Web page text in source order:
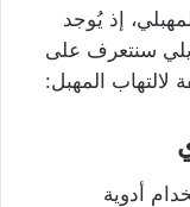
إذ يُوجد
يلي سنتعرف على
لالتهاب المهبل:
أدوية